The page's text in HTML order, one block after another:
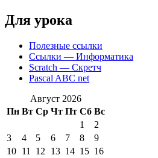
Для урока
Полезные ссылки
Ссылки — Информатика
Scratch — Скретч
Pascal ABC net
Август 2026
Пн Вт Ср Чт Пт Сб Вс
1
2
3
4 5 6 7 8
9
10 11 12 13 14 15 16